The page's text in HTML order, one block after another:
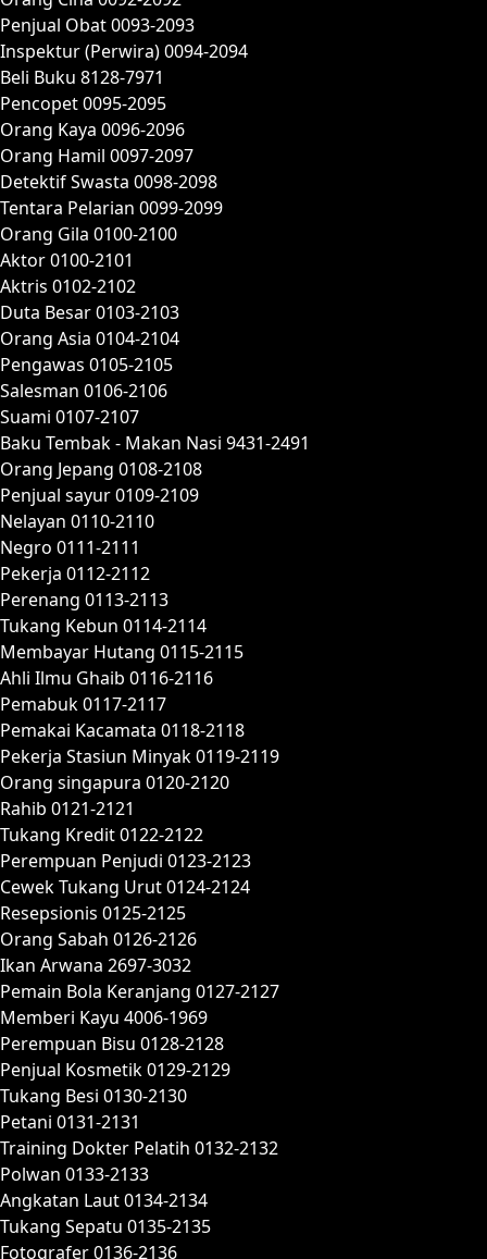
Penjual Obat 0093-2093
Inspektur (Perwira) 0094-2094
Beli Buku 8128-7971
Pencopet 0095-2095
Orang Kaya 0096-2096
Orang Hamil 0097-2097
Detektif Swasta 0098-2098
Tentara Pelarian 0099-2099
Orang Gila 0100-2100
Aktor 0100-2101
Aktris 0102-2102
Duta Besar 0103-2103
Orang Asia 0104-2104
Pengawas 0105-2105
Salesman 0106-2106
Suami 0107-2107
Baku Tembak - Makan Nasi 9431-2491
Orang Jepang 0108-2108
Penjual sayur 0109-2109
Nelayan 0110-2110
Negro 0111-2111
Pekerja 0112-2112
Perenang 0113-2113
Tukang Kebun 0114-2114
Membayar Hutang 0115-2115
Ahli Ilmu Ghaib 0116-2116
Pemabuk 0117-2117
Pemakai Kacamata 0118-2118
Pekerja Stasiun Minyak 0119-2119
Orang singapura 0120-2120
Rahib 0121-2121
Tukang Kredit 0122-2122
Perempuan Penjudi 0123-2123
Cewek Tukang Urut 0124-2124
Resepsionis 0125-2125
Orang Sabah 0126-2126
Ikan Arwana 2697-3032
Pemain Bola Keranjang 0127-2127
Memberi Kayu 4006-1969
Perempuan Bisu 0128-2128
Penjual Kosmetik 0129-2129
Tukang Besi 0130-2130
Petani 0131-2131
Training Dokter Pelatih 0132-2132
Polwan 0133-2133
Angkatan Laut 0134-2134
Tukang Sepatu 0135-2135
Fotografer 0136-2136